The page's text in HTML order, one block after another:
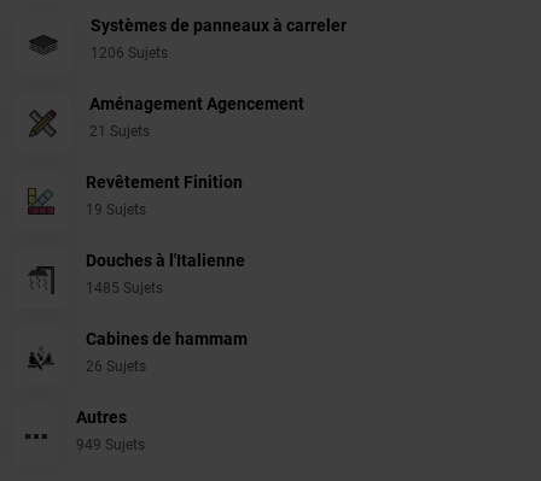
Systèmes de panneaux à carreler
1206 Sujets
Aménagement Agencement
21 Sujets
Revêtement Finition
19 Sujets
Douches à l'Italienne
1485 Sujets
Cabines de hammam
26 Sujets
Autres
949 Sujets